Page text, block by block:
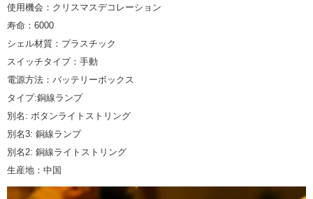
使用機会：クリスマスデコレーション
寿命：6000
シェル材質：プラスチック
スイッチタイプ：手動
電源方法：バッテリーボックス
タイプ:銅線ランプ
別名: ボタンライトストリング
別名3: 銅線ランプ
別名2: 銅線ライトストリング
生産地：中国